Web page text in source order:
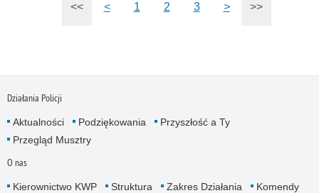
<< < 1 2 3 > >>
Działania Policji
Aktualności Podziękowania
Przyszłość a Ty
Przegląd Musztry
O nas
Kierownictwo KWP Struktura Zakres Działania
Komendy